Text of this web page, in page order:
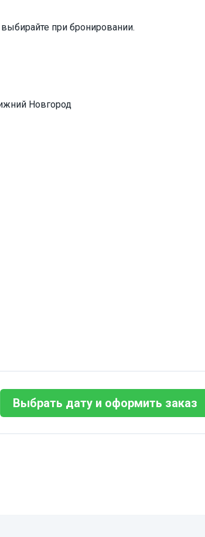
при бронировании.
Новгород
Выбрать дату и оформить заказ